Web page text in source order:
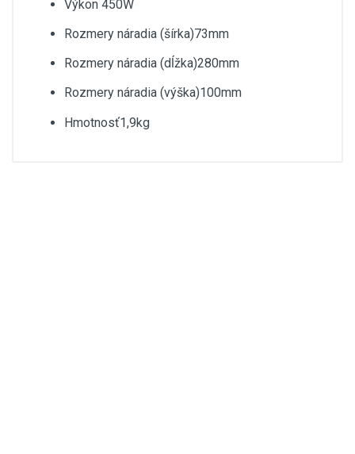
Výkon 450W
Rozmery náradia (šírka)73mm
Rozmery náradia (dĺžka)280mm
Rozmery náradia (výška)100mm
Hmotnosť1,9kg